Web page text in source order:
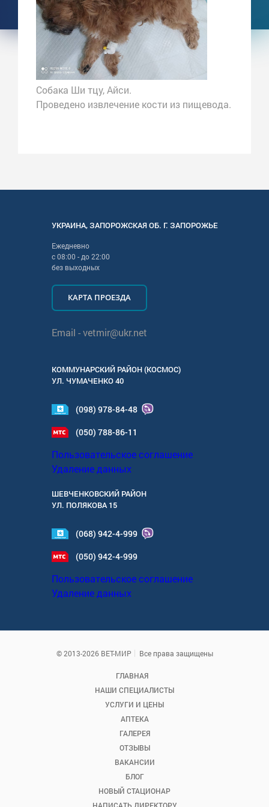
Собака Ши тцу, Айси.
Проведено извлечение кости из пищевода.
УКРАИНА,ЗАПОРОЖСКАЯОБ. Г. ЗАПОРОЖЬЕ
Ежедневно
с08:00 - до22:00
без выходных
КАРТА ПРОЕЗДА
Email -vetmir@ukr.net
КОММУНАРСКИЙ РАЙОН (КОСМОС)
УЛ. ЧУМАЧЕНКО 40
(098) 978-84-48
(050) 788-86-11
Пользовательское соглашение
Удаление данных
ШЕВЧЕНКОВСКИЙ РАЙОН
УЛ. ПОЛЯКОВА 15
(068) 942-4-999
(050) 942-4-999
Пользовательское соглашение
Удаление данных
© 2013-2026 ВЕТ-МИР Все права защищены
ГЛАВНАЯ
НАШИ СПЕЦИАЛИСТЫ
УСЛУГИ И ЦЕНЫ
АПТЕКА
ГАЛЕРЕЯ
ОТЗЫВЫ
ВАКАНСИИ
БЛОГ
НОВЫЙ СТАЦИОНАР
НАПИСАТЬ ДИРЕКТОРУ